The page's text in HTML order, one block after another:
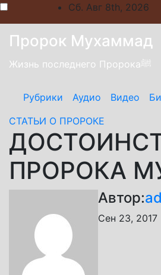
Skip
to
content
Сб. Авг 8th, 2026
Пророк Мухаммад
Жизнь последнего Пророкаﷺ
Рубрики Аудио Видео
СТАТЬИ О ПРОРОКЕ
Автор:
Сен 23, 2017